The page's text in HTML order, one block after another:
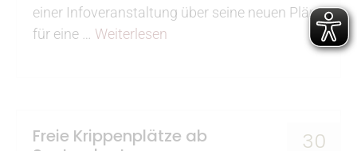
für eine …Weiterlesen
JUNI 2025
September!